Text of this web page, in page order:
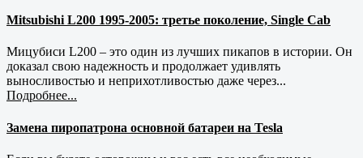
Mitsubishi L200 1995-2005: третье поколение, Single Cab
Мицубиси L200 – это один из лучших пикапов в истории. Он
доказал свою надежность и продолжает удивлять
выносливостью и неприхотливостью даже через...
Подробнее...
Замена пиропатрона основной батареи на Tesla